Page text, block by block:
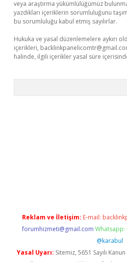
veya araştırma yükümlülüğümüz
yazdıkları içeriklerin sorumluluğunu
bu sorumluluğu kabul etmiş sayılırlar.
Hukuka ve yasal düzenlemelere aykırı
içerikleri,
halinde, ilgili içerikler yasal süre
Reklam ve İletişim: E-mail:
forumhizmeti@gmail.com Whatsapp:
@karabul
Yasal Uyarı: Sitemiz, 5651 Sayılı